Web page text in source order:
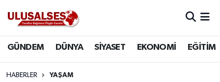
GÜNDEM DÜNYA SİYASET EKONOMİ EĞİTİM
HABERLER YAŞAM
DÜNYA
Trafik Durumu